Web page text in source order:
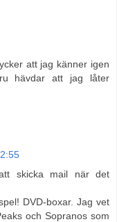
att jag känner igen
hävdar att jag låter
skicka mail när det
DVD-boxar. Jag vet
och Sopranos som